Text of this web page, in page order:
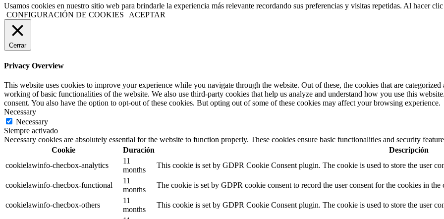
Usamos cookies en nuestro sitio web para brindarle la experiencia más relevante recordando sus preferencias y visitas repetidas. Al hacer
CONFIGURACIÓN DE COOKIES
ACEPTAR
Cerrar
Privacy Overview
This website uses cookies to improve your experience while you navigate through the website. Out of these, the cookies that are categorized
working of basic functionalities of the website. We also use third-party cookies that help us analyze and understand how you use this
consent. You also have the option to opt-out of these cookies. But opting out of some of these cookies may affect your browsing experience.
Necessary
Necessary
Siempre activado
Necessary cookies are absolutely essential for the website to function properly. These cookies ensure basic functionalities and security
Cookie
Duración
Descripción
cookielawinfo-checbox-analytics
11
months
This cookie is set by GDPR Cookie Consent plugin. The cookie is used to store the user
cookielawinfo-checbox-functional
11
months
The cookie is set by GDPR cookie consent to record the user consent for the cookies in
cookielawinfo-checbox-others
11
months
This cookie is set by GDPR Cookie Consent plugin. The cookie is used to store the user